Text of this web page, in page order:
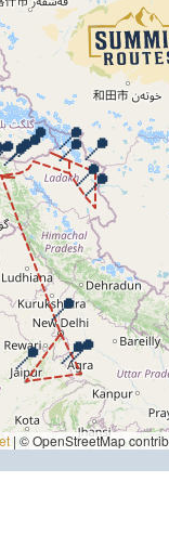
📍
📍
📍
📍
📍
📍
📍📍
📍📍
📍
📍
| © OpenStreetMap